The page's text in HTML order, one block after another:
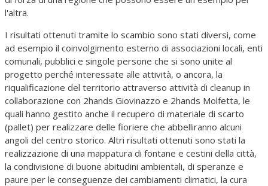
l'altra.
I risultati ottenuti tramite lo scambio sono stati diversi, come
ad esempio il coinvolgimento esterno di associazioni locali, enti
comunali, pubblici e singole persone che si sono unite al
progetto perché interessate alle attività, o ancora, la
riqualificazione del territorio attraverso attività di cleanup in
collaborazione con 2hands Giovinazzo e 2hands Molfetta, le
quali hanno gestito anche il recupero di materiale di scarto
(pallet) per realizzare delle fioriere che abbelliranno alcuni
angoli del centro storico. Altri risultati ottenuti sono stati la
realizzazione di una mappatura di fontane e cestini della città,
la condivisione di buone abitudini ambientali, di speranze e
paure per le conseguenze dei cambiamenti climatici, la cura